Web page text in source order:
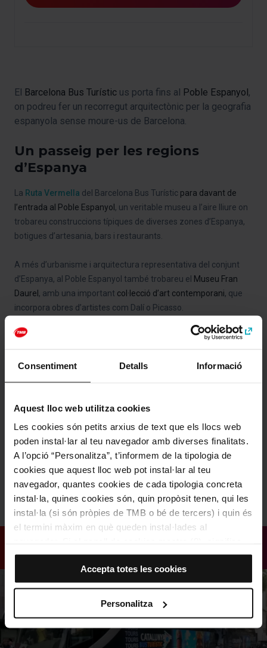
Consentiment Detalls Informació
Aquest lloc web utilitza cookies
Les cookies són petits arxius de text que els llocs web
poden instal·lar al teu navegador amb diverses finalitats.
A l’opció “Personalitza”, t’informem de la tipologia de
cookies que aquest lloc web pot instal·lar al teu
navegador, quantes cookies de cada tipologia concreta
instal·la, quines cookies són, quin propòsit tenen, qui les
instal·la (si són pròpies de TMB o bé de tercers) i quin és
el termini màxim en què queden instal·lades al
que no instal·la cap cookie d’aquesta tipologia.
Si tries l’opció “Accepta totes les cookies”, permets que
totes aquestes cookies s’instal·lin al teu navegador.
El selector que es troba a la dreta de cada tipologia de
cookies d’aquella classe.
Un cop hagis marcat les teves preferències, has de fer
Accepta totes les cookies
Personalitza
El Barcelona Bus Turístic us porta fins al Poble Espanyol,
on podreu fer un recorregut arquitectònic per la geografia
espanyola sense moure-us de Barcelona.
Un passeig per les regions
d’Espanya
La Ruta Vermella del Barcelona Bus Turístic para davant de
l’entrada al Poble Espanyol , un veritable museu a l’aire lliure on
trobareu construccions típiques de diverses zones d’Espanya,
botigues d’artesania, bars i restaurants.
A més d’urbanisme i arquitectura representativa del conjunt
d’Espanya, al Poble Espanyol també trobareu el Museu Fran
Daurel , amb una important col·lecció d’art contemporani, que
incorpora obres d’artistes com Dalí o Picasso.
El Poble Espanyol